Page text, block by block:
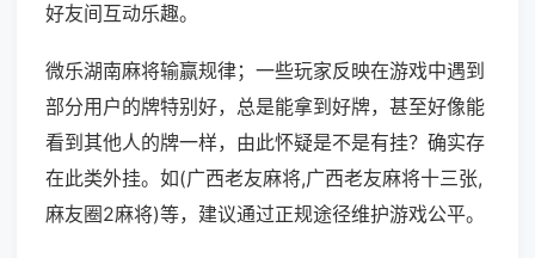
好友间互动乐趣。
微乐湖南麻将输赢规律；一些玩家反映在游戏中遇到
部分用户的牌特别好，总是能拿到好牌，甚至好像能
看到其他人的牌一样，由此怀疑是不是有挂？确实存
在此类外挂。如(广西老友麻将,广西老友麻将十三张,
麻友圈2麻将)等，建议通过正规途径维护游戏公平。